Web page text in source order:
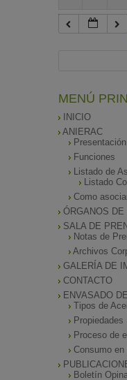
MENÚ
INICIO
ANIERAC
Presentación
Funciones
Listado de
Listado
Como
ÓRGANOS DE
SALA DE
Notas de
Archivos
GALERÍA DE
CONTACTO
ENVASADO
Tipos de
Propiedades
Proceso de
Consumo en
Boletín Opina